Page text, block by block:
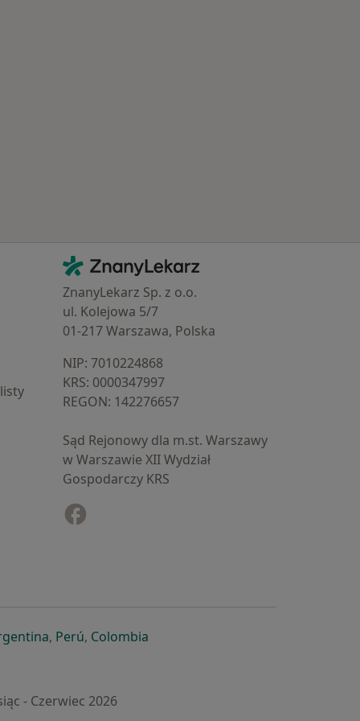
Kontakt
ZnanyLekarz - Strona główna
ZnanyLekarz Sp. z o.o.
ul. Kolejowa 5/7
01-217 Warszawa, Polska
NIP: ⁠7010224868
KRS: ⁠0000347997
REGON: ⁠142276657
Sąd Rejonowy dla m.st. Warszawy
w Warszawie XII Wydział
Gospodarczy KRS
karcie
w nowej karcie
się w nowej karcie
otwiera się w nowej karcie
, Perúotwiera się w nowej karcie
, Colombiaotwiera się w nowej karcie
- Czerwiec 2026